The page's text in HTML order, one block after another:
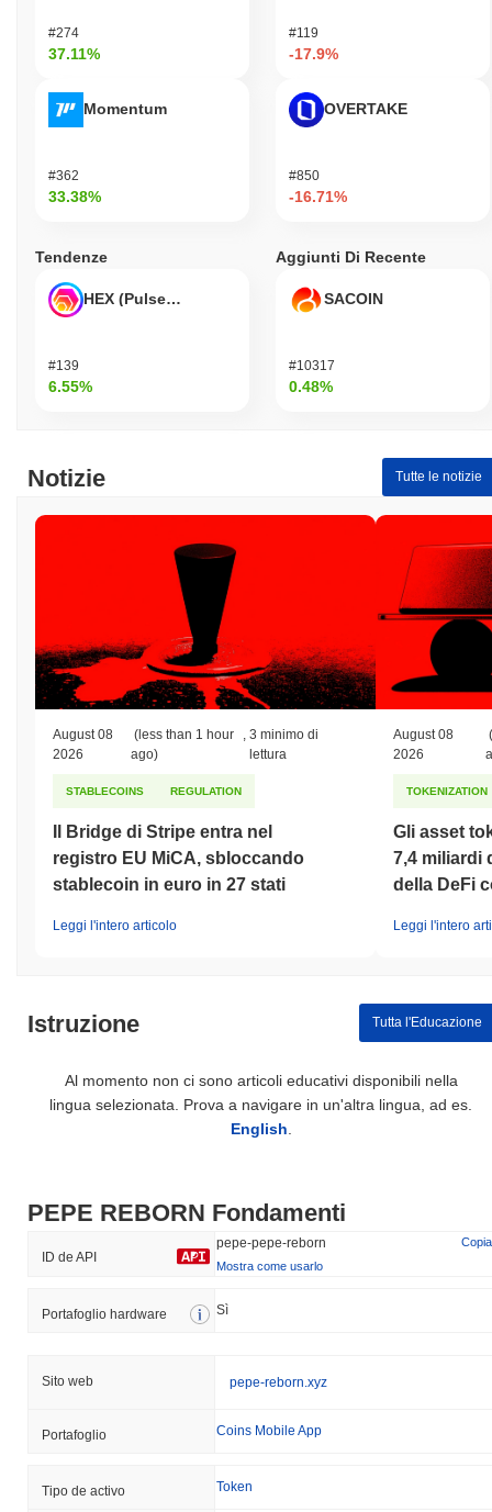
#274
37.11%
Momentum
#362
33.38%
#119
-17.9%
OVERTAKE
#850
-16.71%
Tendenze
HEX (Pulsechain)
#139
6.55%
Aggiunti Di Recente
SACOIN
#10317
0.48%
Notizie Tutte le notizie
August 08
2026
(less than 1 hour
ago)
3 minimo di
lettura
STABLECOINS REGULATION
Il Bridge di Stripe entra nel
registro EU MiCA, sbloccando
stablecoin in euro in 27 stati
Leggi l'intero articolo
August 08
2026
TOKENIZATION
Gli asset
7,4 miliardi
della DeFi
Leggi l'intero
Istruzione Tutta l'Educazione
Al momento non ci sono articoli educativi disponibili nella
lingua selezionata. Prova a navigare in un'altra lingua, ad es.
English
PEPE REBORN Fondamenti
ID de API
pepe-pepe-reborn
Copia
Mostra come usarlo
Portafoglio hardware Sì
Sito web pepe-reborn.xyz
Portafoglio Coins Mobile App
Tipo de activo Token